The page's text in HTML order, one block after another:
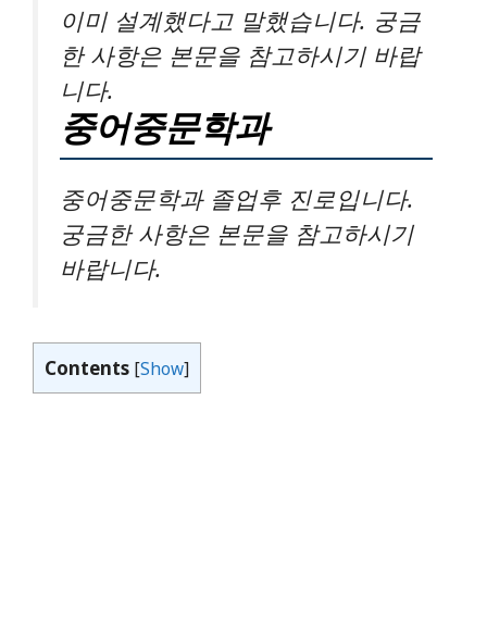
이미 설계했다고 말했습니다. 궁금
한 사항은 본문을 참고하시기 바랍
니다.
중어중문학과
중어중문학과 졸업후 진로입니다.
궁금한 사항은 본문을 참고하시기
바랍니다.
Contents [Show]